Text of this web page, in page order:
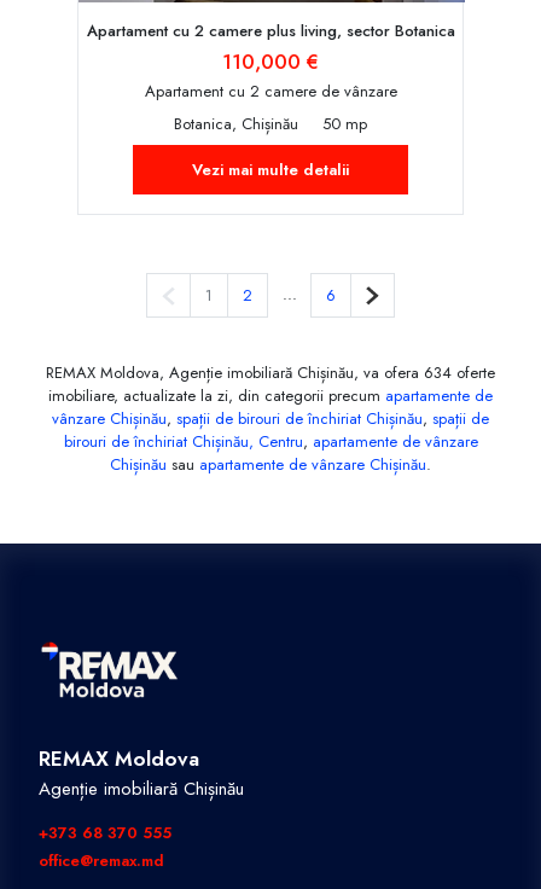
Apartament cu 2 camere plus living, sector Botanica
110,000 €
Apartament cu 2 camere de vânzare
Botanica, Chișinău
50 mp
Vezi mai multe detalii
Pagina anterioară
1 2 ... 6 Pagina următoare
REMAX Moldova, Agenție imobiliară Chișinău, va ofera 634 oferte
imobiliare, actualizate la zi, din categorii precum apartamente de
vânzare Chișinău, spații de birouri de închiriat Chișinău, spații de
birouri de închiriat Chișinău, Centru, apartamente de vânzare
Chișinău sau apartamente de vânzare Chișinău.
REMAX Moldova
Agenție imobiliară Chișinău
+373 68 370 555
office@remax.md